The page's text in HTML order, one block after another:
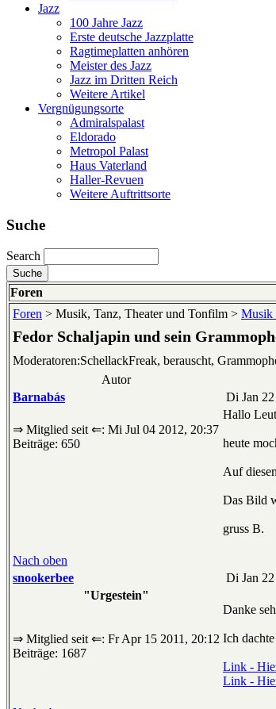
Jazz
100 Jahre Jazz
Erste deutsche Jazzplatte
Ragtimeplatten anhören
Meister des Jazz
Jazz im Dritten Reich
Weitere Artikel
Vergnügungsorte
Admiralspalast
Eldorado
Metropol Palast
Haus Vaterland
Haller-Revuen
Weitere Auftrittsorte
Suche
Search
Foren
Foren > Musik, Tanz, Theater und Tonfilm > Musik
Fedor Schaljapin und sein
Moderatoren:SchellackFreak, berauscht,
Autor
Barnabás
Di Jan
⇒ Mitglied seit ⇐: Mi Jul 04 2012, 20:37
Beiträge: 650
Hallo
heute
Auf
Das Bild
gruss B.
Nach oben
snookerbee
Di Jan
"Urgestein"
⇒ Mitglied seit ⇐: Fr Apr 15 2011, 20:12
Beiträge: 1687
Danke
Ich
Link -
Link -